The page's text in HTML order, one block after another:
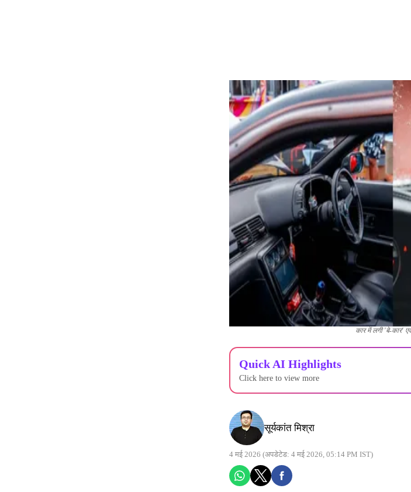
कार में लगी 'बे-कार'
Quick AI Highlights
Click here to view more
सूर्यकांत मिश्रा
4 मई 2026 (अपडेटेड: 4 मई 2026, 05:14 PM IST)